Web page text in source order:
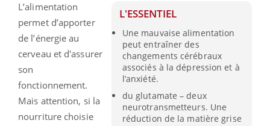
L'ESSENTIEL
Une mauvaise alimentation
peut entraîner des
changements cérébraux
associés à la dépression et à
l’anxiété.
du glutamate – deux
neurotransmetteurs. Une
réduction de la matière grise
L’alimentation
permet d’apporter
de l’énergie au
cerveau et d'assurer
son
fonctionnement.
Mais attention, si la
nourriture choisie